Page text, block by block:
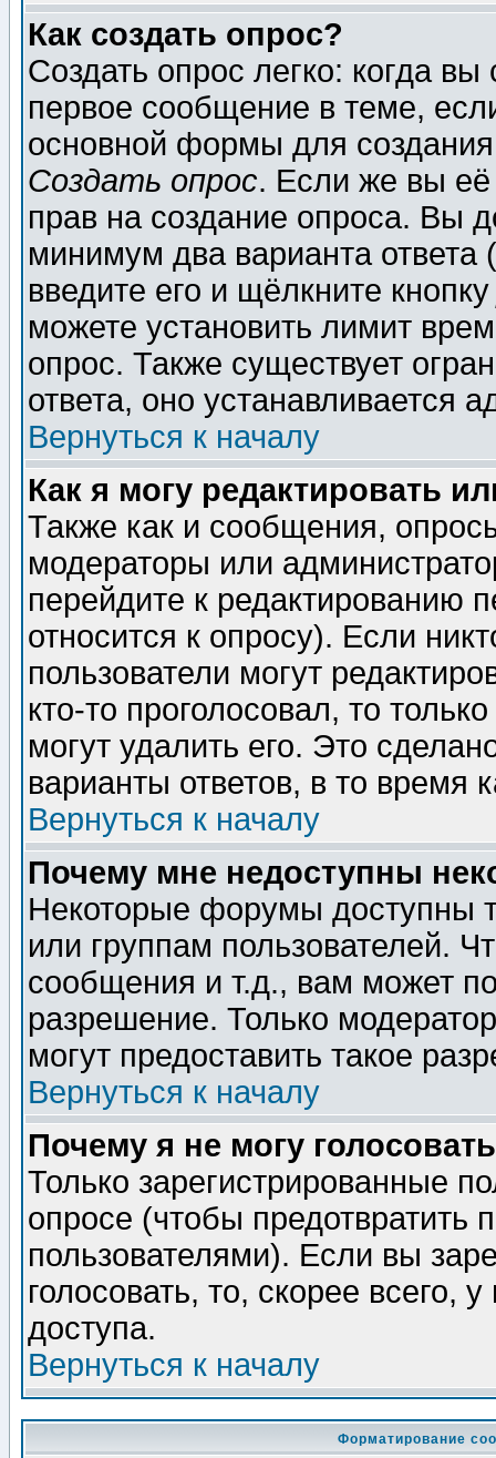
Как создать опрос?
Создать опрос легко: когда
первое сообщение в теме,
основной формы для
Создать опрос. Если же вы её
прав на создание опроса. Вы
минимум два варианта ответа
введите его и щёлкните
можете установить лимит
опрос. Также существует
ответа, оно устанавливается
Вернуться к началу
Как я могу редактировать
Также как и сообщения,
модераторы или
перейдите к редактированию
относится к опросу). Если
пользователи могут
кто-то проголосовал, то
могут удалить его. Это
варианты ответов, в то время
Вернуться к началу
Почему мне недоступны
Некоторые форумы доступны
или группам пользователей.
сообщения и т.д., вам может
разрешение. Только
могут предоставить такое
Вернуться к началу
Почему я не могу
Только зарегистрированные
опросе (чтобы предотвратить
пользователями). Если вы
голосовать, то, скорее всего,
доступа.
Вернуться к началу
Форматирование